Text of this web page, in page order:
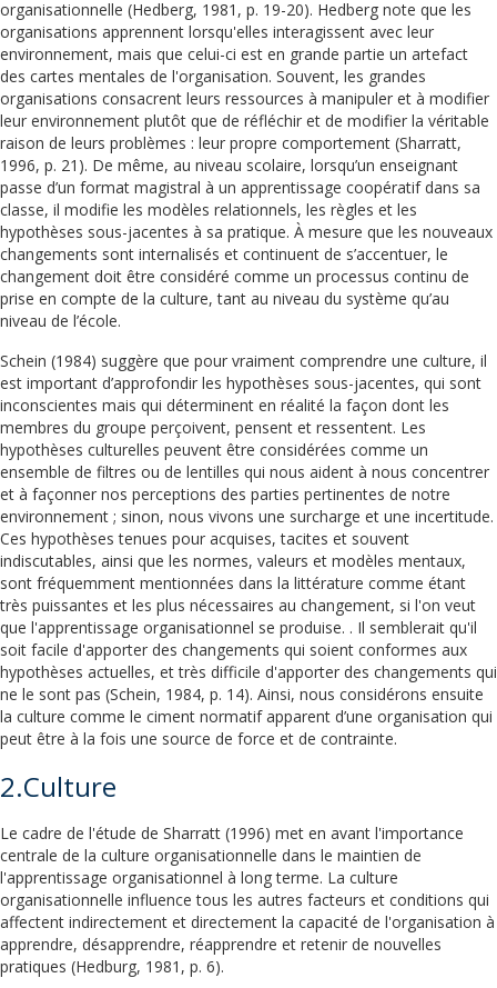
organisationnelle (Hedberg, 1981, p. 19-20). Hedberg note que les
organisations apprennent lorsqu'elles interagissent avec leur
environnement, mais que celui-ci est en grande partie un artefact
des cartes mentales de l'organisation. Souvent, les grandes
organisations consacrent leurs ressources à manipuler et à modifier
leur environnement plutôt que de réfléchir et de modifier la véritable
raison de leurs problèmes : leur propre comportement (Sharratt,
1996, p. 21). De même, au niveau scolaire, lorsqu’un enseignant
passe d’un format magistral à un apprentissage coopératif dans sa
classe, il modifie les modèles relationnels, les règles et les
hypothèses sous-jacentes à sa pratique. À mesure que les nouveaux
changements sont internalisés et continuent de s’accentuer, le
changement doit être considéré comme un processus continu de
prise en compte de la culture, tant au niveau du système qu’au
niveau de l’école.
Schein (1984) suggère que pour vraiment comprendre une culture, il
est important d’approfondir les hypothèses sous-jacentes, qui sont
inconscientes mais qui déterminent en réalité la façon dont les
membres du groupe perçoivent, pensent et ressentent. Les
hypothèses culturelles peuvent être considérées comme un
ensemble de filtres ou de lentilles qui nous aident à nous concentrer
et à façonner nos perceptions des parties pertinentes de notre
environnement ; sinon, nous vivons une surcharge et une incertitude.
Ces hypothèses tenues pour acquises, tacites et souvent
indiscutables, ainsi que les normes, valeurs et modèles mentaux,
sont fréquemment mentionnées dans la littérature comme étant
très puissantes et les plus nécessaires au changement, si l'on veut
que l'apprentissage organisationnel se produise. . Il semblerait qu'il
soit facile d'apporter des changements qui soient conformes aux
hypothèses actuelles, et très difficile d'apporter des changements qui
ne le sont pas (Schein, 1984, p. 14). Ainsi, nous considérons ensuite
la culture comme le ciment normatif apparent d’une organisation qui
peut être à la fois une source de force et de contrainte.
2.Culture
Le cadre de l'étude de Sharratt (1996) met en avant l'importance
centrale de la culture organisationnelle dans le maintien de
l'apprentissage organisationnel à long terme. La culture
organisationnelle influence tous les autres facteurs et conditions qui
affectent indirectement et directement la capacité de l'organisation à
apprendre, désapprendre, réapprendre et retenir de nouvelles
pratiques (Hedburg, 1981, p. 6).